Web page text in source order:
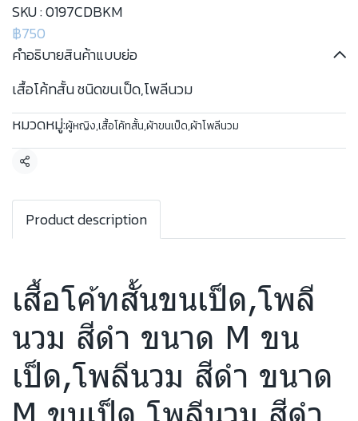
SKU : 0197CDBKM
฿750
คำอธิบายสินค้าแบบย่อ
เสื้อโค้ทสั้น ชนิดขนเป็ด,โพลีนวม
หมวดหมู่:ผู้หญิง,เสื้อโค้ทสั้น,ผ้าขนเป็ด,ผ้าโพลีนวม
แชร์
Product description
เสื้อโค้ทสั้นขนเป็ด,โพลี
นวม สีดำ ขนาด M ขน
เป็ด,โพลีนวม สีดำ ขนาด
M ขนเป็ด,โพลีนวม สีดำ